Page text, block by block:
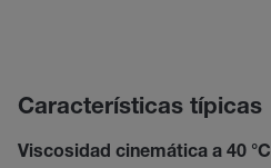
Características típicas
Viscosidad cinemática a 40 °C